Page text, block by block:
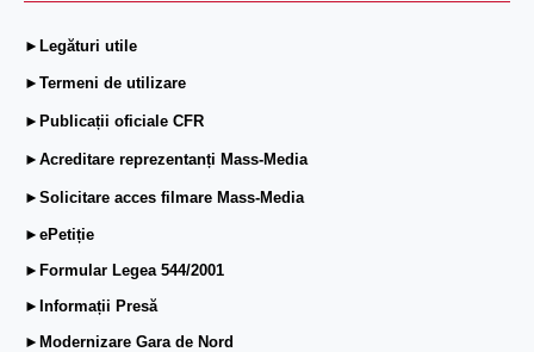
►Legături utile
►Termeni de utilizare
►Publicații oficiale CFR
►Acreditare reprezentanți Mass-Media
►Solicitare acces filmare Mass-Media
►ePetiție
►Formular Legea 544/2001
►Informații Presă
►Modernizare Gara de Nord